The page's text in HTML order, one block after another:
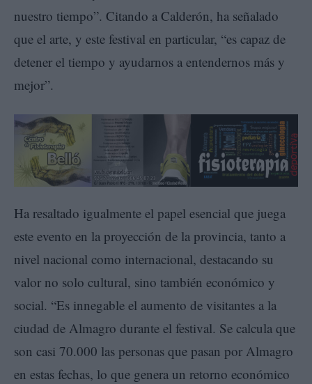
nuestro tiempo”. Citando a Calderón, ha señalado
que el arte, y este festival en particular, “es capaz de
detener el tiempo y ayudarnos a entendernos más y
mejor”.
Ha resaltado igualmente el papel esencial que juega
este evento en la proyección de la provincia, tanto a
nivel nacional como internacional, destacando su
valor no solo cultural, sino también económico y
social. “Es innegable el aumento de visitantes a la
ciudad de Almagro durante el festival. Se calcula que
son casi 70.000 las personas que pasan por Almagro
en estas fechas, lo que genera un retorno económico